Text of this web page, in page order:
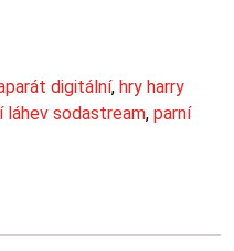
digitální, hry harry
láhev sodastream, parní